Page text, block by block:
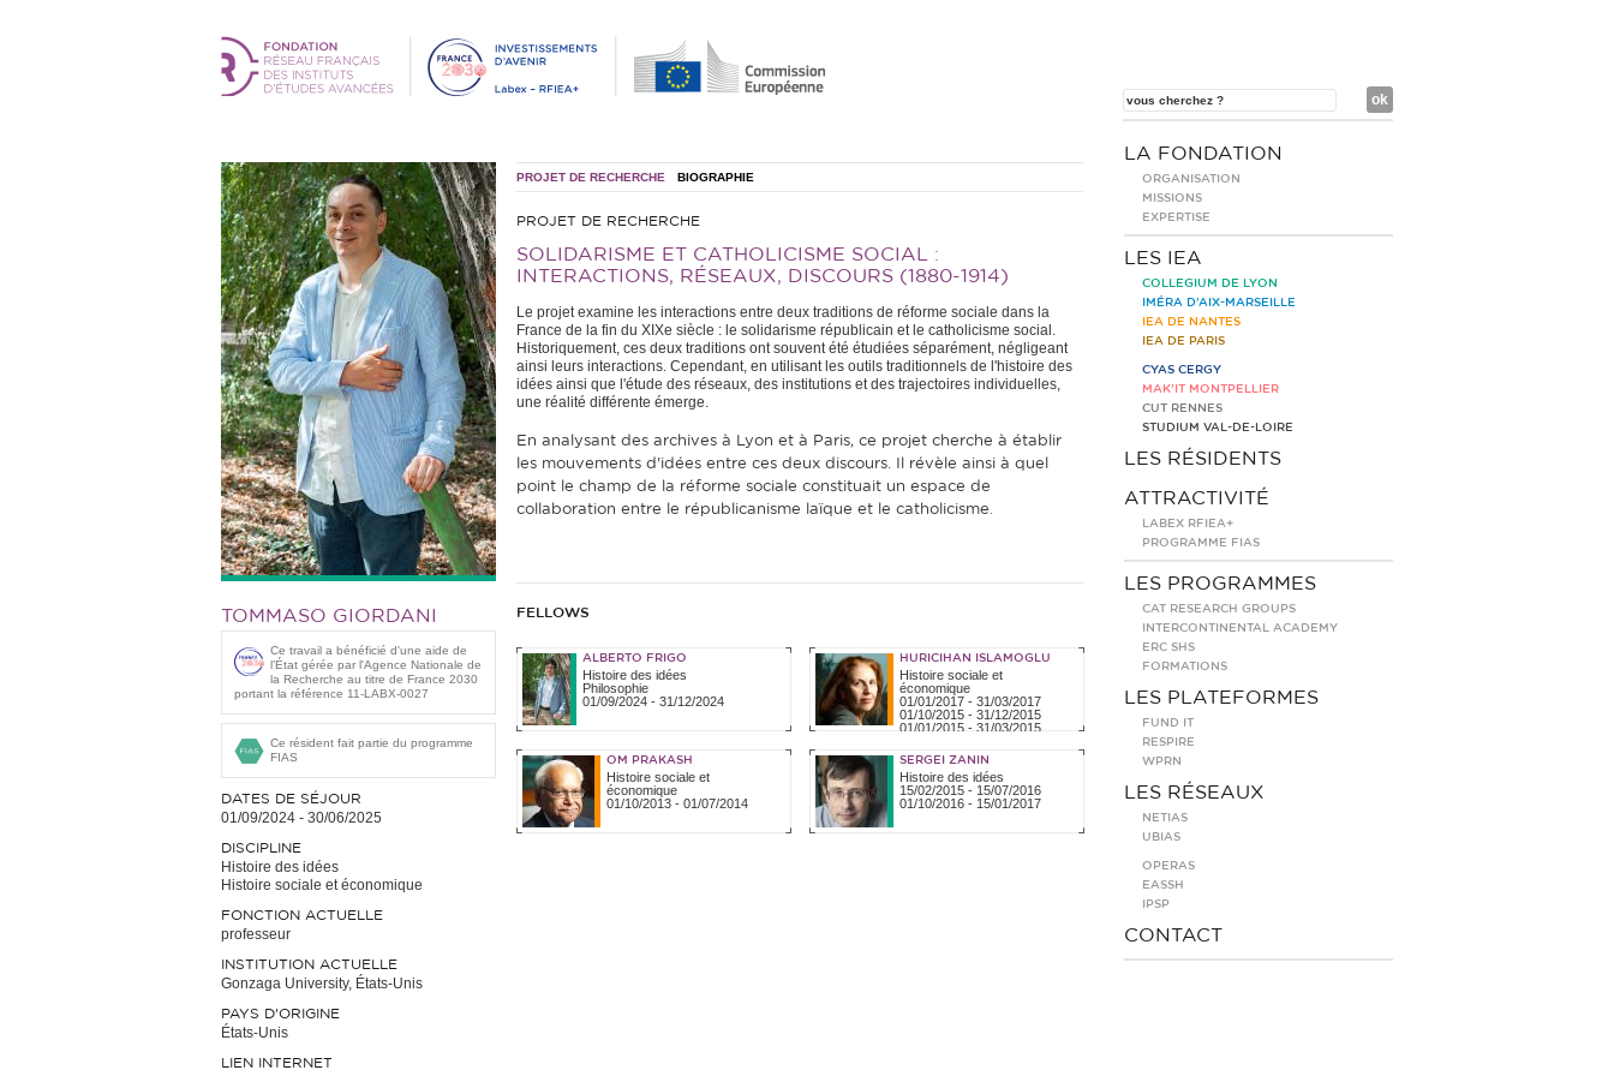
TOMMASO GIORDANI
Ce travail a bénéficié d'une aide de
l’État gérée par l'Agence Nationale de
la Recherche au titre de France 2030
portant la référence 11-LABX-0027
Ce résident fait partie du programme
FIAS
DATES DE SÉJOUR
01/09/2024 - 30/06/2025
DISCIPLINE
Histoire des idées
Histoire sociale et économique
FONCTION ACTUELLE
professeur
INSTITUTION ACTUELLE
Gonzaga University, États-Unis
PAYS D'ORIGINE
États-Unis
LIEN INTERNET
PROJET DE RECHERCHE BIOGRAPHIE
PROJET DE RECHERCHE
SOLIDARISME ET CATHOLICISME SOCIAL :
INTERACTIONS, RÉSEAUX, DISCOURS (1880-1914)
Le projet examine les interactions entre deux traditions de réforme sociale dans la
France de la fin du XIXe siècle : le solidarisme républicain et le catholicisme social.
Historiquement, ces deux traditions ont souvent été étudiées séparément, négligeant
ainsi leurs interactions. Cependant, en utilisant les outils traditionnels de l'histoire des
idées ainsi que l'étude des réseaux, des institutions et des trajectoires individuelles,
une réalité différente émerge.
En analysant des archives à Lyon et à Paris, ce projet cherche à établir
les mouvements d'idées entre ces deux discours. Il révèle ainsi à quel
point le champ de la réforme sociale constituait un espace de
collaboration entre le républicanisme laïque et le catholicisme.
FELLOWS
ALBERTO FRIGO
Histoire des idées
Philosophie
01/09/2024- 31/12/2024
HURICIHAN ISLAMOGLU
Histoire sociale et
économique
01/01/2017- 31/03/2017
01/10/2015- 31/12/2015
01/01/2015- 31/03/2015
OM PRAKASH
Histoire sociale et
économique
01/10/2013- 01/07/2014
SERGEI ZANIN
Histoire des idées
15/02/2015- 15/07/2016
01/10/2016- 15/01/2017
LA FONDATION
ORGANISATION
MISSIONS
EXPERTISE
LES IEA
COLLEGIUM DE LYON
IMÉRA D’AIX-MARSEILLE
IEA DE NANTES
IEA DE PARIS
CYAS CERGY
MAK’IT MONTPELLIER
CUT RENNES
STUDIUM VAL-DE-LOIRE
LES RÉSIDENTS
ATTRACTIVITÉ
LABEX RFIEA+
PROGRAMME FIAS
LES PROGRAMMES
CAT RESEARCH GROUPS
INTERCONTINENTAL ACADEMY
ERC SHS
FORMATIONS
LES PLATEFORMES
FUND IT
RESPIRE
WPRN
LES RÉSEAUX
NETIAS
UBIAS
OPERAS
EASSH
IPSP
CONTACT